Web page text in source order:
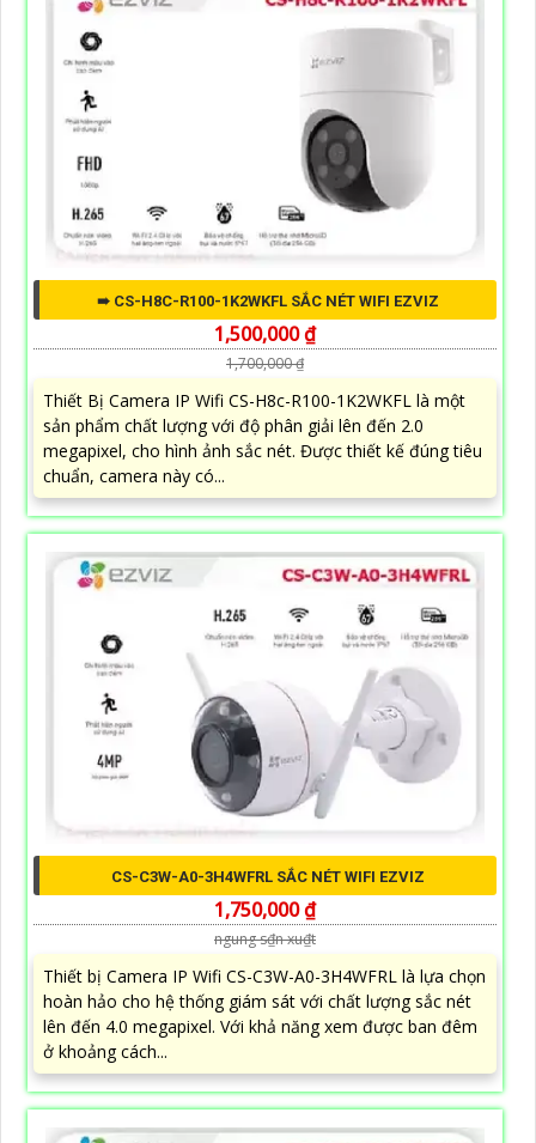
➠ CS-H8C-R100-1K2WKFL SẮC NÉT WIFI EZVIZ
1,500,000 ₫
1,700,000 ₫
Thiết Bị Camera IP Wifi CS-H8c-R100-1K2WKFL là một
sản phẩm chất lượng với độ phân giải lên đến 2.0
megapixel, cho hình ảnh sắc nét. Được thiết kế đúng tiêu
chuẩn, camera này có...
CS-C3W-A0-3H4WFRL SẮC NÉT WIFI EZVIZ
1,750,000 ₫
ngung s₫n xu₫t
Thiết bị Camera IP Wifi CS-C3W-A0-3H4WFRL là lựa chọn
hoàn hảo cho hệ thống giám sát với chất lượng sắc nét
lên đến 4.0 megapixel. Với khả năng xem được ban đêm
ở khoảng cách...